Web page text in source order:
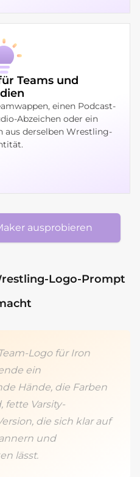
Teams und
einen Podcast-
Abzeichen oder ein
aus derselben Wrestling-
ausprobieren
Logo-Prompt
Logo für Iron
ein
Hände, die Farben
fette Varsity-
die sich klar auf
und
lässt.